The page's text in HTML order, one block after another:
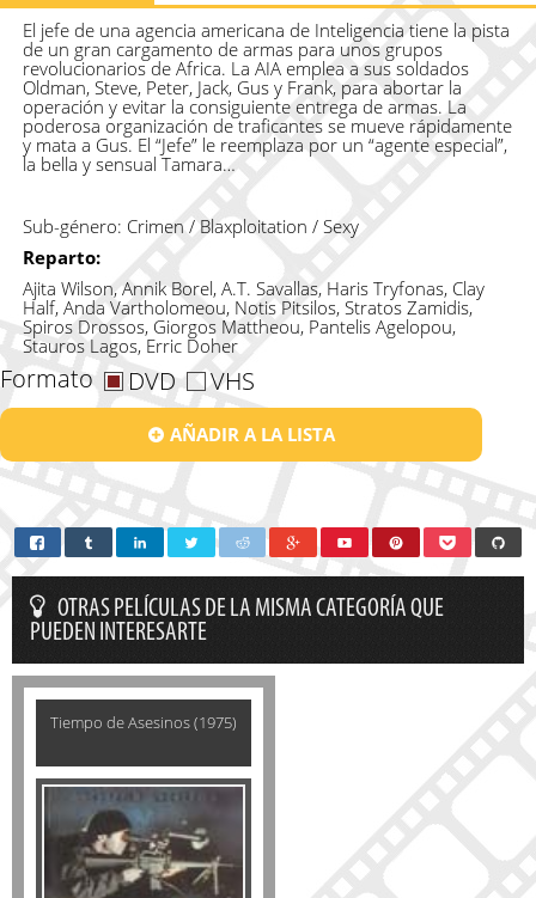
El jefe de una agencia americana de Inteligencia tiene la pista
de un gran cargamento de armas para unos grupos
revolucionarios de Africa. La AIA emplea a sus soldados
Oldman, Steve, Peter, Jack, Gus y Frank, para abortar la
operación y evitar la consiguiente entrega de armas. La
poderosa organización de traficantes se mueve rápidamente
y mata a Gus. El “Jefe” le reemplaza por un “agente especial”,
la bella y sensual Tamara…
Sub-género: Crimen / Blaxploitation / Sexy
Reparto:
Ajita Wilson, Annik Borel, A.T. Savallas, Haris Tryfonas, Clay
Half, Anda Vartholomeou, Notis Pitsilos, Stratos Zamidis,
Spiros Drossos, Giorgos Mattheou, Pantelis Agelopou,
Stauros Lagos, Erric Doher
Formato DVD VHS
AÑADIR A LA LISTA
OTRAS PELÍCULAS DE LA MISMA CATEGORÍA QUE
PUEDEN INTERESARTE
Tiempo de Asesinos (1975)